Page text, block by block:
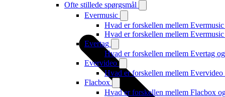
Ofte stillede spørgsmål
Evermusic
Hvad er forskellen mellem
Hvad er forskellen mellem
Evertag
Hvad er forskellen mellem Evertag
Evervideo
Hvad er forskellen mellem
Flacbox
Hvad er forskellen mellem Flacbox